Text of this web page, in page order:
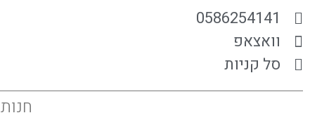
0586254141
וואצאפ
סל קניות
חנות